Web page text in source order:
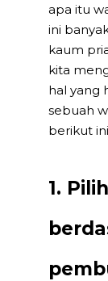
apa itu
ini
kaum
kita
hal yang
sebuah
berikut
1.